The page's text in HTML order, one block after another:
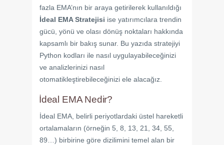
fazla EMA’nın bir araya getirilerek kullanıldığı
İdeal EMA Stratejisi ise yatırımcılara trendin
gücü, yönü ve olası dönüş noktaları hakkında
kapsamlı bir bakış sunar. Bu yazıda stratejiyi
Python kodları ile nasıl uygulayabileceğinizi
ve analizlerinizi nasıl
otomatikleştirebileceğinizi ele alacağız.
İdeal EMA Nedir?
İdeal EMA, belirli periyotlardaki üstel hareketli
ortalamaların (örneğin 5, 8, 13, 21, 34, 55,
89…) birbirine göre dizilimini temel alan bir